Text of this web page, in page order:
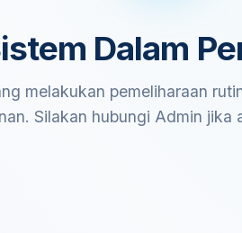
Dalam
melakukan pemeliharaan
Silakan hubungi Admin jika